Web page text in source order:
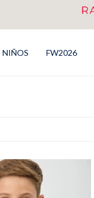
NIÑOS FW2026